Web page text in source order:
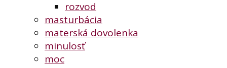
rozvod
masturbácia
materská dovolenka
minulosť
moc